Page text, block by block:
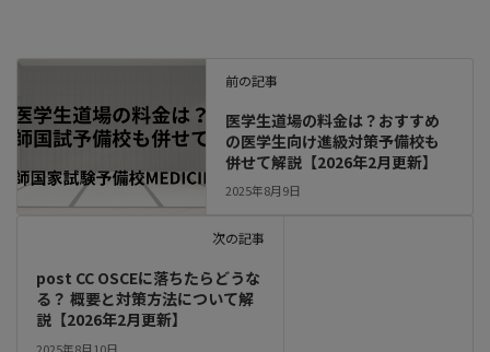
前の記事
医学生道場の料金は？おすすめ
の医学生向け進級対策予備校も
併せて解説【2026年2月更新】
2025年8月9日
次の記事
post CC OSCEに落ちたらどうな
る？ 概要と対策方法について解
説【2026年2月更新】
2025年8月10日